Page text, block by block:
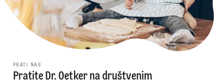
PRATI NAS
Pratite Dr. Oetker na društvenim